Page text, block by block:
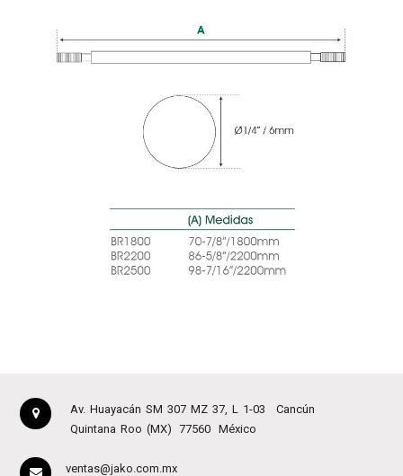
Av. Huayacán SM 307 MZ 37, L 1-03
Cancún
Quintana Roo (MX)
77560 México
ventas@jako.com.mx